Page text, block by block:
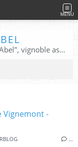
MENU
Actualité de l'association "Les Vignes d'Abel", vignoble associatif, patrimoine végétal et historique.
…